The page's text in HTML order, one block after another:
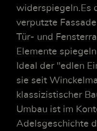
widerspiegeln.Es
verputzte
Tür- und
Elemente
Ideal der "edlen
sie seit
klassizistischer
Umbau ist im
Adelsgeschichte